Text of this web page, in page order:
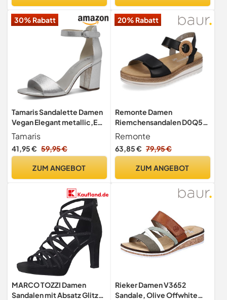
30% Rabatt
Tamaris Sandalette Damen
Vegan Elegant metallic,EU
40
Tamaris
41,95 € 59,95 €
ZUM ANGEBOT
20% Rabatt
Remonte Damen
Riemchensandalen D0Q52,
Frauen Sandalen,lose
Einlage,Riemchen,halterie
men,Sommerschuhe,Freiz
Schuhe,schwarz (00),39 EU
Remonte
63,85 € 79,95 €
ZUM ANGEBOT
MARCO TOZZI Damen
Sandalen mit Absatz Glitzer
Rieker Damen V3652
Sandale, Olive Offwhite